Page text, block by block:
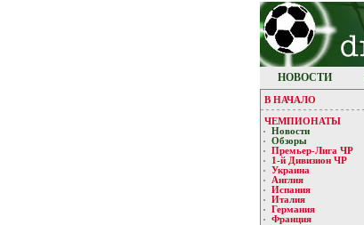
НОВОСТИ
В НАЧАЛО
ЧЕМПИОНАТЫ
Новости
Обзоры
Премьер-Лигa ЧР
1-й Дивизион ЧР
Украина
Англия
Испания
Италия
Германия
Франция